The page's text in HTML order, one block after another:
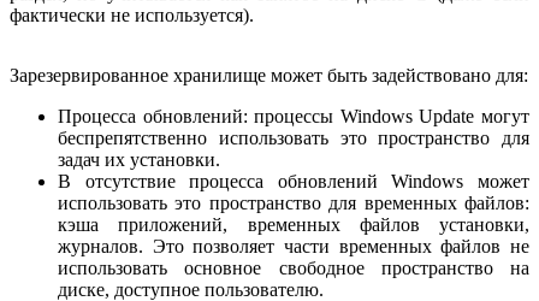
фактически не используется).
Зарезервированное хранилище может быть задействовано для:
Процесса обновлений: процессы Windows Update могут
беспрепятственно использовать это пространство для
задач их установки.
В отсутствие процесса обновлений Windows может
использовать это пространство для временных файлов:
кэша приложений, временных файлов установки,
журналов. Это позволяет части временных файлов не
использовать основное свободное пространство на
диске, доступное пользователю.